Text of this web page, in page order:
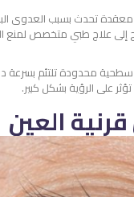
تحدث بسبب العدوى
إلى علاج طبي متخصص لمنع
محدودة تلتئم بسرعة
على الرؤية بشكل كبير.
العين